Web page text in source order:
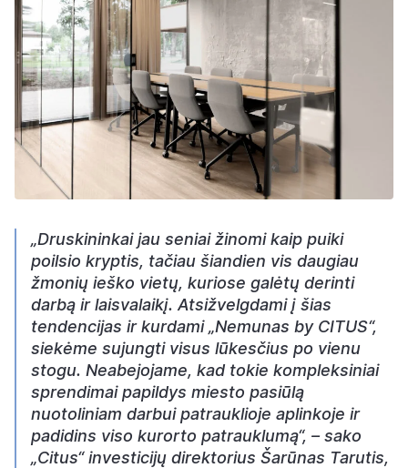
„Druskininkai jau seniai žinomi kaip puiki
poilsio kryptis, tačiau šiandien vis daugiau
žmonių ieško vietų, kuriose galėtų derinti
darbą ir laisvalaikį. Atsižvelgdami į šias
tendencijas ir kurdami „Nemunas by CITUS“,
siekėme sujungti visus lūkesčius po vienu
stogu. Neabejojame, kad tokie kompleksiniai
sprendimai papildys miesto pasiūlą
nuotoliniam darbui patrauklioje aplinkoje ir
padidins viso kurorto patrauklumą“, – sako
„Citus“ investicijų direktorius Šarūnas Tarutis,